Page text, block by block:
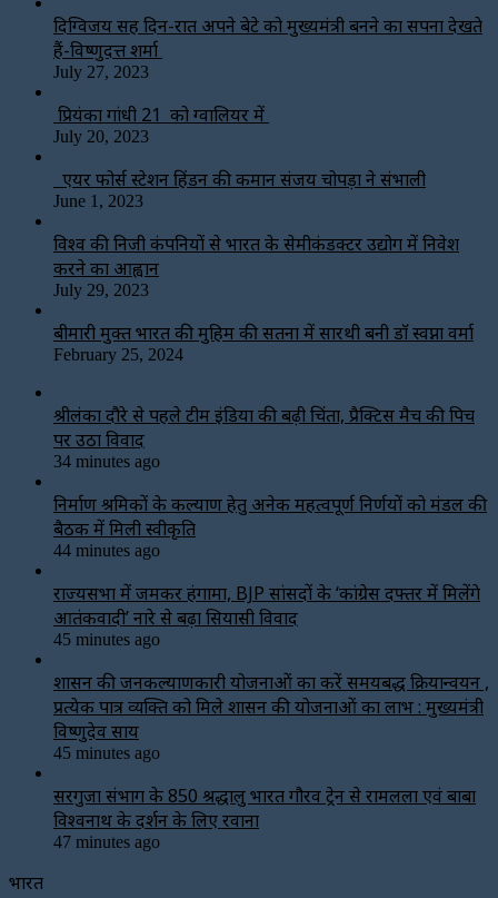
दिग्विजय सिंह दिन-रात अपने बेटे को मुख्यमंत्री बनने का सपना देखते
हैं-विष्णुदत्त शर्मा
July 27, 2023
प्रियंका गांधी 21 को ग्वालियर में
July 20, 2023
एयर फोर्स स्टेशन हिंडन की कमान संजय चोपड़ा ने संभाली
June 1, 2023
विश्‍व की निजी कंपनियों से भारत के सेमीकंडक्टर उद्योग में निवेश
करने का आह्वान
July 29, 2023
बीमारी मुक्त भारत की मुहिम की सतना में सारथी बनी डाॅ स्वप्ना वर्मा
February 25, 2024
श्रीलंका दौरे से पहले टीम इंडिया की बढ़ी चिंता, प्रैक्टिस मैच की पिच
पर उठा विवाद
34 minutes ago
निर्माण श्रमिकों के कल्याण हेतु अनेक महत्वपूर्ण निर्णयों को मंडल की
बैठक में मिली स्वीकृति
44 minutes ago
राज्यसभा में जमकर हंगामा, BJP सांसदों के ‘कांग्रेस दफ्तर में मिलेंगे
आतंकवादी’ नारे से बढ़ा सियासी विवाद
45 minutes ago
शासन की जनकल्याणकारी योजनाओं का करें समयबद्ध क्रियान्वयन ,
प्रत्येक पात्र व्यक्ति को मिले शासन की योजनाओं का लाभ : मुख्यमंत्री
विष्णुदेव साय
45 minutes ago
सरगुजा संभाग के 850 श्रद्धालु भारत गौरव ट्रेन से रामलला एवं बाबा
विश्वनाथ के दर्शन के लिए रवाना
47 minutes ago
भारत